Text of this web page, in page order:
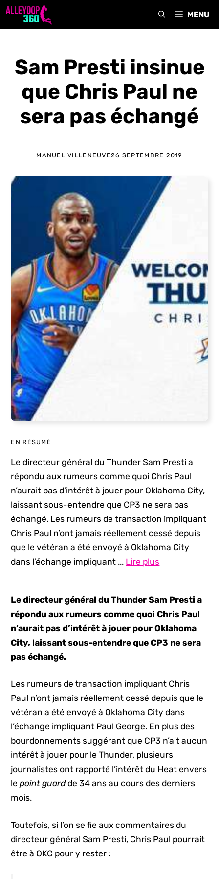
Aller
MENU
Sam Presti insinue
que Chris Paul ne
sera pas échangé
MANUEL VILLENEUVE26 SEPTEMBRE 2019
EN RÉSUMÉ
Le directeur général du Thunder Sam Presti a
répondu aux rumeurs comme quoi Chris Paul
n’aurait pas d’intérêt à jouer pour Oklahoma City,
laissant sous-entendre que CP3 ne sera pas
échangé. Les rumeurs de transaction impliquant
Chris Paul n’ont jamais réellement cessé depuis
que le vétéran a été envoyé à Oklahoma City
dans l’échange impliquant ... Lire plus
Le directeur général du Thunder Sam Presti a
répondu aux rumeurs comme quoi Chris Paul
n’aurait pas d’intérêt à jouer pour Oklahoma
City, laissant sous-entendre que CP3 ne sera
pas échangé.
Les rumeurs de transaction impliquant Chris
Paul n’ont jamais réellement cessé depuis que le
vétéran a été envoyé à Oklahoma City dans
l’échange impliquant Paul George. En plus des
bourdonnements suggérant que CP3 n’ait aucun
intérêt à jouer pour le Thunder, plusieurs
journalistes ont rapporté l’intérêt du Heat envers
lepoint guardde 34 ans au cours des derniers
mois.
Toutefois, si l’on se fie aux commentaires du
directeur général Sam Presti, Chris Paul pourrait
être à OKC pour y rester :